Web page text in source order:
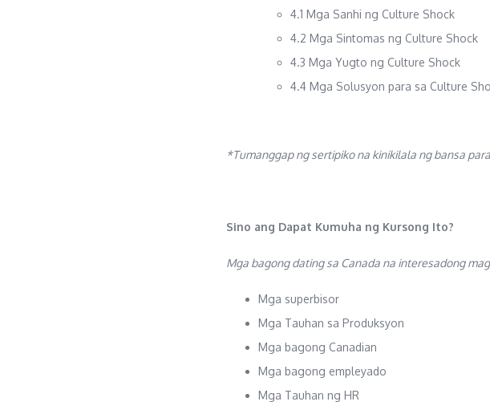
4.1 Mga Sanhi ng Culture Shock
4.2 Mga Sintomas ng Culture Shock
4.3 Mga Yugto ng Culture Shock
4.4 Mga Solusyon para sa Culture
*Tumanggap ng sertipiko na kinikilala ng bansa
Sino ang Dapat Kumuha ng Kursong Ito?
Mga bagong dating sa Canada na interesadong
Mga superbisor
Mga Tauhan sa Produksyon
Mga bagong Canadian
Mga bagong empleyado
Mga Tauhan ng HR